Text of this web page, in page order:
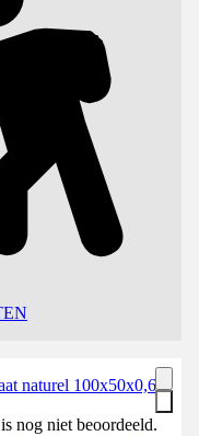
naturel 100x50x0,6
nog niet beoordeeld.